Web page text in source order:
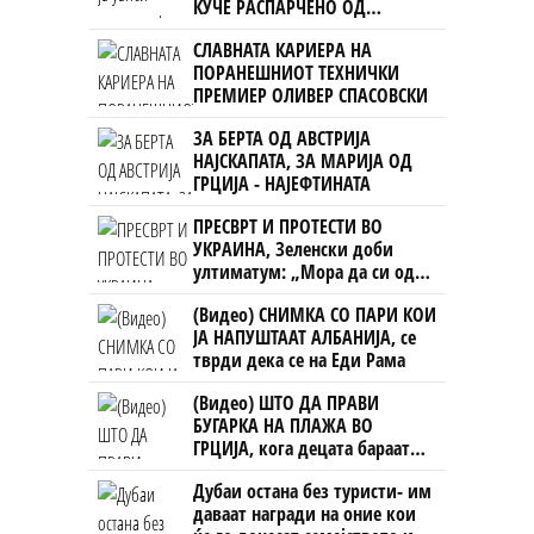
КУЧЕ РАСПАРЧЕНО ОД
ШАРПЛАНИНЕЦ?!
СЛАВНАТА КАРИЕРА НА
ПОРАНЕШНИОТ ТЕХНИЧКИ
ПРЕМИЕР ОЛИВЕР СПАСОВСКИ
ЗА БЕРТА ОД АВСТРИЈА
НАЈСКАПАТА, ЗА МАРИЈА ОД
ГРЦИЈА - НАЈЕФТИНАТА
ПРЕСВРТ И ПРОТЕСТИ ВО
УКРАИНА, Зеленски доби
ултиматум: „Мора да си оди,
крајниот рок е петок!“
(Видео) СНИМКА СО ПАРИ КОИ
ЈА НАПУШТААТ АЛБАНИЈА, се
тврди дека се на Еди Рама
(Видео) ШТО ДА ПРАВИ
БУГАРКА НА ПЛАЖА ВО
ГРЦИЈА, кога децата бараат
домашно месо
Дубаи остана без туристи- им
даваат награди на оние кои